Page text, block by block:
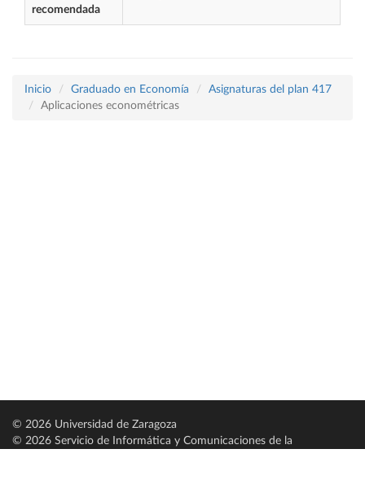
recomendada
Inicio Graduado en Economía
Asignaturas del plan 417
Aplicaciones econométricas
© 2026 Universidad de Zaragoza
© 2026 Servicio de Informática y Comunicaciones de la